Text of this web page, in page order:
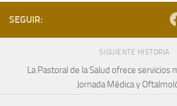
SEGUIR:
SIGUIENTE HISTORIA
La Pastoral de la Salud ofrece servicios
Jornada Médica y